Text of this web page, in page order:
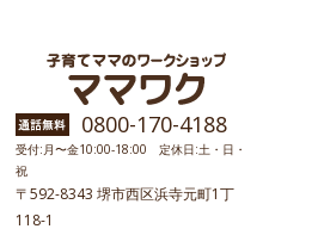
0800-170-4188
受付:月〜金10:00-18:00 定休日:土・日・
祝
〒592-8343 堺市西区浜寺元町1丁
118-1